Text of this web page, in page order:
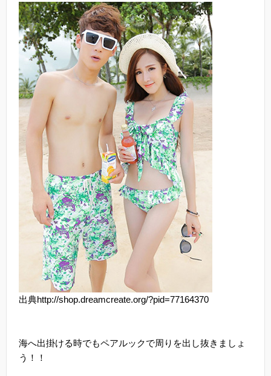
出典http://shop.dreamcreate.org/?pid=77164370
海へ出掛ける時でもペアルックで周りを出し抜きましょ
う！！